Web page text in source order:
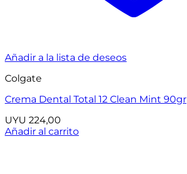
Añadir a la lista de deseos
Colgate
Crema Dental Total 12 Clean Mint 90gr
UYU 224,00
Añadir al carrito